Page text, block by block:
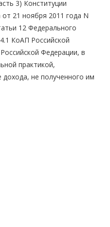
3) Конституции
21 ноября 2011 года N
12 Федерального
КоАП Российской
Федерации, в
практикой,
не полученного им